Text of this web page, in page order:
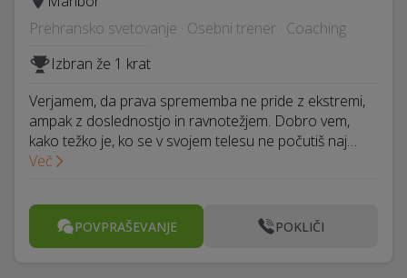
Prehransko svetovanje · Osebni trener · Coaching
Izbran že 1 krat
Verjamem, da prava sprememba ne pride z ekstremi,
ampak z doslednostjo in ravnotežjem. Dobro vem,
kako težko je, ko se v svojem telesu ne počutiš naj…
Več
POVPRAŠEVANJE POKLIČI